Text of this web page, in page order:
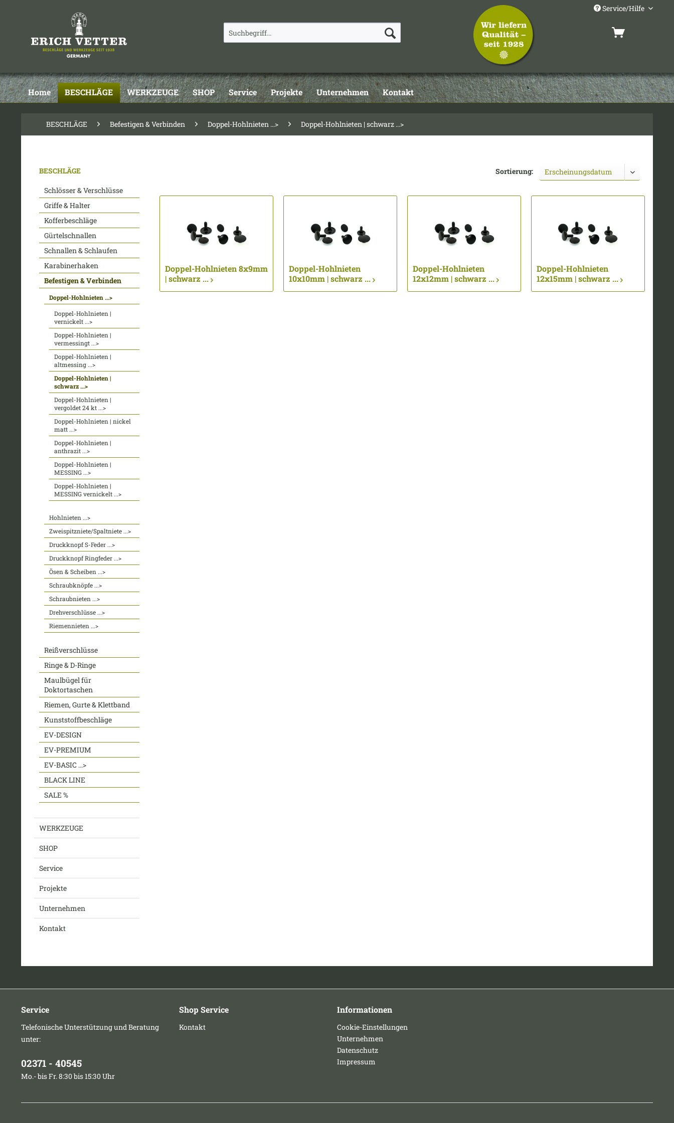
Service/Hilfe
Home BESCHLÄGE WERKZEUGE SHOP Service Projekte Unternehmen Kontakt
BESCHLÄGE Befestigen & Verbinden Doppel-Hohlnieten ...> Doppel-Hohlnieten | schwarz ...>
BESCHLÄGE
Schlösser & Verschlüsse
Griffe & Halter
Kofferbeschläge
Gürtelschnallen
Schnallen & Schlaufen
Karabinerhaken
Befestigen & Verbinden
Doppel-Hohlnieten ...>
Doppel-Hohlnieten |
vernickelt ...>
Doppel-Hohlnieten |
vermessingt ...>
Doppel-Hohlnieten |
altmessing ...>
Doppel-Hohlnieten |
schwarz ...>
Doppel-Hohlnieten |
vergoldet 24 kt ...>
Doppel-Hohlnieten | nickel
matt ...>
Doppel-Hohlnieten |
anthrazit ...>
Doppel-Hohlnieten |
MESSING ...>
Doppel-Hohlnieten |
MESSING vernickelt ...>
Hohlnieten ...>
Zweispitzniete/Spaltniete ...>
Druckknopf S-Feder ...>
Druckknopf Ringfeder ...>
Ösen & Scheiben ...>
Schraubknöpfe ...>
Schraubnieten ...>
Drehverschlüsse ...>
Riemennieten ...>
Reißverschlüsse
Ringe & D-Ringe
Maulbügel für
Doktortaschen
Riemen, Gurte & Klettband
Kunststoffbeschläge
EV-DESIGN
EV-PREMIUM
EV-BASIC ...>
BLACK LINE
SALE %
WERKZEUGE
SHOP
Service
Projekte
Unternehmen
Kontakt
Sortierung:
Doppel-Hohlnieten 8x9mm
| schwarz ...
Doppel-Hohlnieten
10x10mm | schwarz ...
Doppel-Hohlnieten
12x12mm | schwarz ...
Doppel-Hohlnieten
12x15mm | schwarz ...
Service
Telefonische Unterstützung und Beratung
unter:
02371 - 40545
Mo.- bis Fr. 8:30 bis 15:30 Uhr
Shop Service
Kontakt
Informationen
Cookie-Einstellungen
Unternehmen
Datenschutz
Impressum